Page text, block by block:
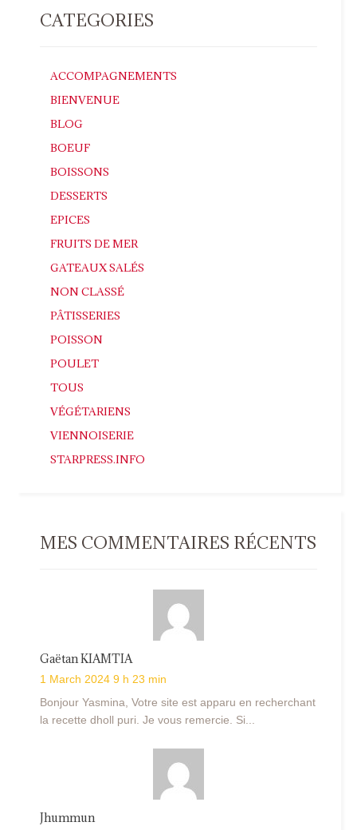
CATEGORIES
ACCOMPAGNEMENTS
BIENVENUE
BLOG
BOEUF
BOISSONS
DESSERTS
EPICES
FRUITS DE MER
GATEAUX SALÉS
NON CLASSÉ
PÂTISSERIES
POISSON
POULET
TOUS
VÉGÉTARIENS
VIENNOISERIE
STARPRESS.INFO
MES COMMENTAIRES RÉCENTS
Gaëtan KIAMTIA
1 March 2024 9 h 23 min
Bonjour Yasmina, Votre site est apparu en recherchant
la recette dholl puri. Je vous remercie. Si...
Jhummun